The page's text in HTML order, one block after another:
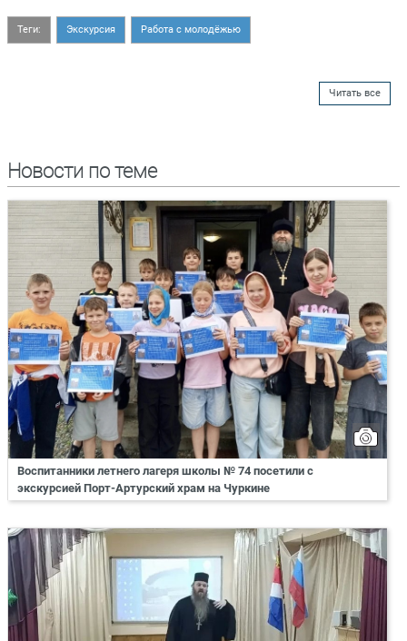
Теги: Экскурсия Работа с молодёжью
Читать все
Новости по теме
Воспитанники летнего лагеря школы № 74 посетили с
экскурсией Порт-Артурский храм на Чуркине